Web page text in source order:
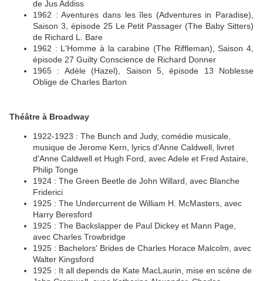
de Jus Addiss
1962 : Aventures dans les îles (Adventures in Paradise),
Saison 3, épisode 25 Le Petit Passager (The Baby Sitters)
de Richard L. Bare
1962 : L'Homme à la carabine (The Riffleman), Saison 4,
épisode 27 Guilty Conscience de Richard Donner
1965 : Adèle (Hazel), Saison 5, épisode 13 Noblesse
Oblige de Charles Barton
Théâtre à Broadway
1922-1923 : The Bunch and Judy, comédie musicale,
musique de Jerome Kern, lyrics d'Anne Caldwell, livret
d'Anne Caldwell et Hugh Ford, avec Adele et Fred Astaire,
Philip Tonge
1924 : The Green Beetle de John Willard, avec Blanche
Friderici
1925 : The Undercurrent de William H. McMasters, avec
Harry Beresford
1925 : The Backslapper de Paul Dickey et Mann Page,
avec Charles Trowbridge
1925 : Bachelors' Brides de Charles Horace Malcolm, avec
Walter Kingsford
1925 : It all depends de Kate MacLaurin, mise en scène de